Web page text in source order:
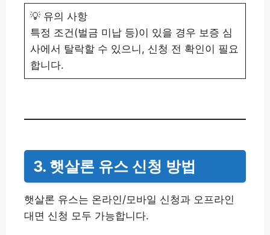
💡 유의 사항
특정 조건(벌금 미납 등)이 있을 경우 보증 심
사에서 탈락할 수 있으니, 신청 전 확인이 필요
합니다.
3. 햇살론 유스 신청 방법
햇살론 유스는 온라인/모바일 신청과 오프라인
대면 신청 모두 가능합니다.